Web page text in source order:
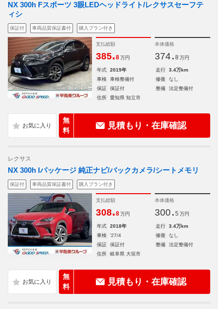
NX 300h Fスポーツ 3眼LEDヘッドライト/レクサスセーフテ
ィシ
保証付 車両品質保証書付 購入プラン付き
支払総額
385.8 万円
本体価格
374. 8 万円
年式 2019年 走行
3.4万km
車検
車検整備付 修復
なし
保証
保証付 整備
法定整備付
住所
愛知県 知立市
無
料
見積もり・在庫確認
レクサス
NX 300h Iパッケージ 純正ナビ/バックカメラ/シートメモリ
保証付 車両品質保証書付 購入プラン付き
支払総額
308.8 万円
本体価格
300. 5 万円
年式 2018年 走行
3.4万km
車検
'27/4 修復
なし
保証
保証付 整備
法定整備付
住所
岐阜県 大垣市
無
料
見積もり・在庫確認